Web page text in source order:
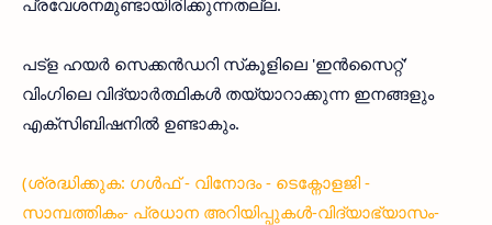
പ്രവേശനമുണ്ടായിരിക്കുന്നതല്ല.
പട്‌ള ഹയര്‍ സെക്കന്‍ഡറി സ്‌കൂളിലെ 'ഇന്‍സൈറ്റ്'
വിംഗിലെ വിദ്യാര്‍ത്ഥികള്‍ തയ്യാറാക്കുന്ന ഇനങ്ങളും
എക്‌സിബിഷനില്‍ ഉണ്ടാകും.
(ശ്രദ്ധിക്കുക: ഗൾഫ് - വിനോദം - ടെക്നോളജി -
സാമ്പത്തികം- പ്രധാന അറിയിപ്പുകൾ-വിദ്യാഭ്യാസം-